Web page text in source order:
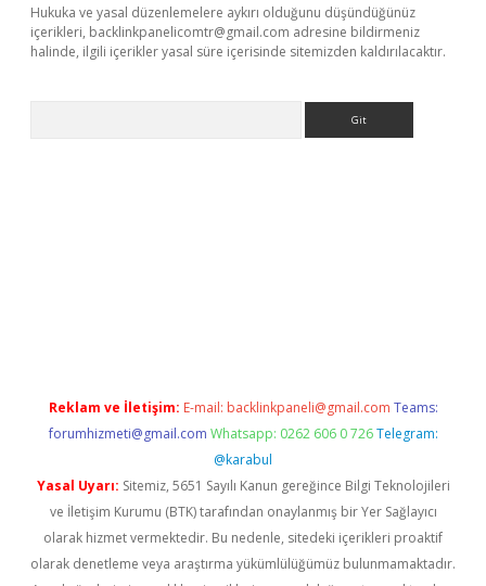
Hukuka ve yasal düzenlemelere aykırı olduğunu düşündüğünüz
içerikleri, backlinkpanelicomtr@gmail.com adresine bildirmeniz
halinde, ilgili içerikler yasal süre içerisinde sitemizden kaldırılacaktır.
Reklam ve İletişim: E-mail: backlinkpaneli@gmail.com Teams:
forumhizmeti@gmail.com Whatsapp: 0262 606 0 726 Telegram:
@karabul
Yasal Uyarı: Sitemiz, 5651 Sayılı Kanun gereğince Bilgi Teknolojileri
ve İletişim Kurumu (BTK) tarafından onaylanmış bir Yer Sağlayıcı
olarak hizmet vermektedir. Bu nedenle, sitedeki içerikleri proaktif
olarak denetleme veya araştırma yükümlülüğümüz bulunmamaktadır.